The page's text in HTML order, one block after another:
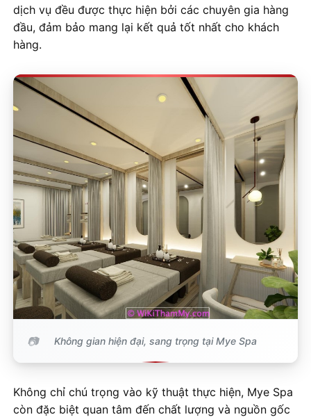
dịch vụ đều được thực hiện bởi các chuyên gia hàng
đầu, đảm bảo mang lại kết quả tốt nhất cho khách
hàng.
Không gian hiện đại, sang trọng tại Mye Spa
Không chỉ chú trọng vào kỹ thuật thực hiện, Mye Spa
còn đặc biệt quan tâm đến chất lượng và nguồn gốc